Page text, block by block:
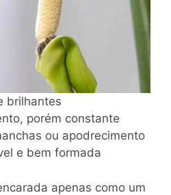
brilhantes
porém constante
ou apodrecimento
e bem formada
apenas como um